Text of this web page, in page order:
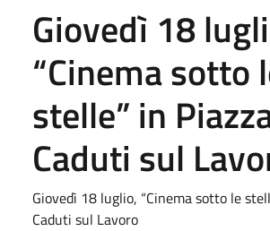
Giovedì 18
“Cinema sotto
stelle” in
Caduti sul
Giovedì 18 luglio, “Cinema sotto le
Caduti sul Lavoro